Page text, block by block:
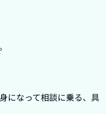
になって相談に乗る、具